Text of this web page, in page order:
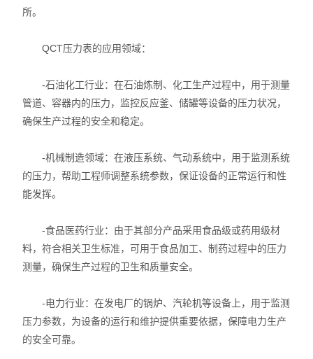
所。
QCT压力表的应用领域：
-石油化工行业：在石油炼制、化工生产过程中，用于测量
管道、容器内的压力，监控反应釜、储罐等设备的压力状况，
确保生产过程的安全和稳定。
-机械制造领域：在液压系统、气动系统中，用于监测系统
的压力，帮助工程师调整系统参数，保证设备的正常运行和性
能发挥。
-食品医药行业：由于其部分产品采用食品级或药用级材
料，符合相关卫生标准，可用于食品加工、制药过程中的压力
测量，确保生产过程的卫生和质量安全。
-电力行业：在发电厂的锅炉、汽轮机等设备上，用于监测
压力参数，为设备的运行和维护提供重要依据，保障电力生产
的安全可靠。